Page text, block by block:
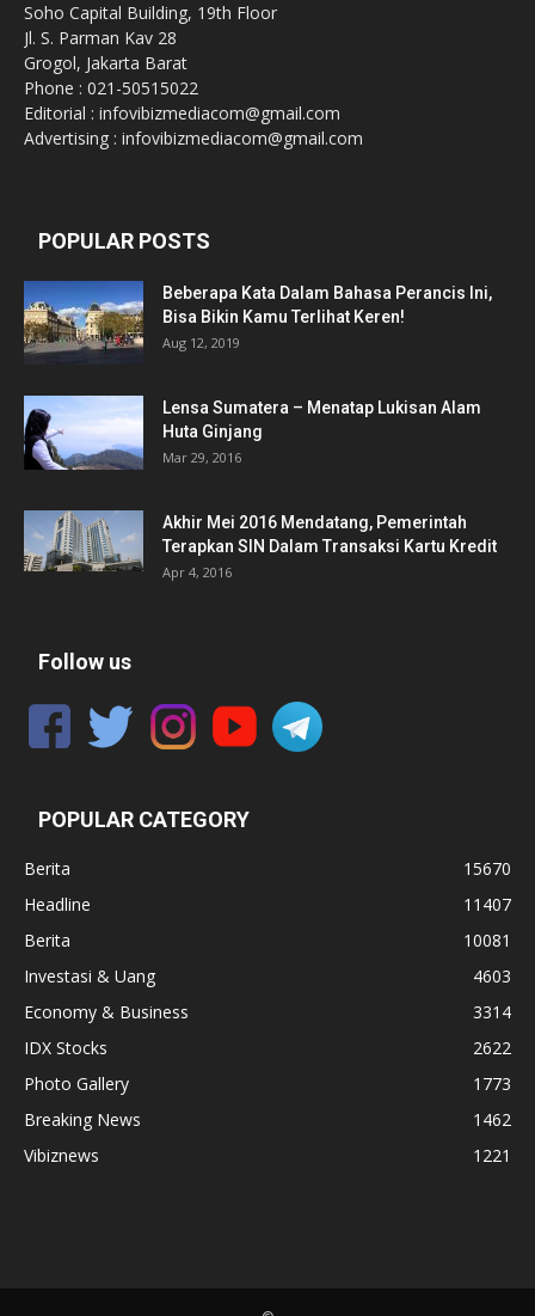
Soho Capital Building, 19th Floor
Jl. S. Parman Kav 28
Grogol, Jakarta Barat
Phone : 021-50515022
Editorial : infovibizmediacom@gmail.com
Advertising : infovibizmediacom@gmail.com
POPULAR POSTS
Beberapa Kata Dalam Bahasa Perancis Ini,
Bisa Bikin Kamu Terlihat Keren!
Aug 12, 2019
Lensa Sumatera – Menatap Lukisan Alam
Huta Ginjang
Mar 29, 2016
Akhir Mei 2016 Mendatang, Pemerintah
Terapkan SIN Dalam Transaksi Kartu Kredit
Apr 4, 2016
Follow us
POPULAR CATEGORY
Berita
15670
Headline
11407
Berita
10081
Investasi & Uang
4603
Economy & Business
3314
IDX Stocks
2622
Photo Gallery
1773
Breaking News
1462
Vibiznews
1221